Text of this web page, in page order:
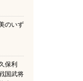
のいず
保利
国武将